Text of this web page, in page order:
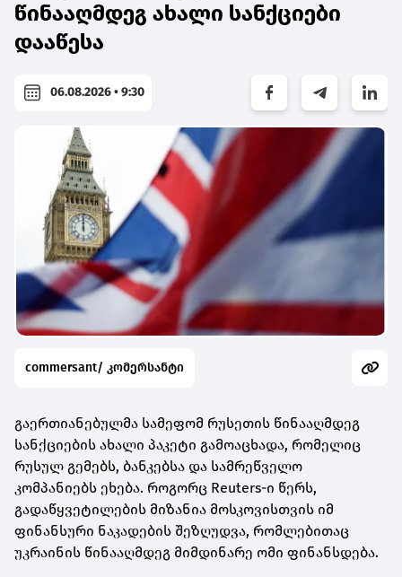
წინააღმდეგ ახალი სანქციები
დააწესა
06.08.2026 • 9:30
commersant/ კომერსანტი
გაერთიანებულმა სამეფომ რუსეთის წინააღმდეგ
სანქციების ახალი პაკეტი გამოაცხადა, რომელიც
რუსულ გემებს, ბანკებსა და სამრეწველო
კომპანიებს ეხება. როგორც Reuters-ი წერს,
გადაწყვეტილების მიზანია მოსკოვისთვის იმ
ფინანსური ნაკადების შეზღუდვა, რომლებითაც
უკრაინის წინააღმდეგ მიმდინარე ომი ფინანსდება.